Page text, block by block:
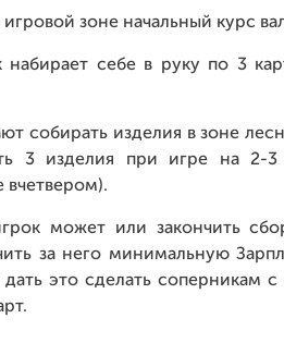
зоне начальный курс
себе в руку по 3
собирать изделия в зоне
3 изделия при игре на 2-
вчетвером).
может или закончить
за него минимальную
это сделать соперникам